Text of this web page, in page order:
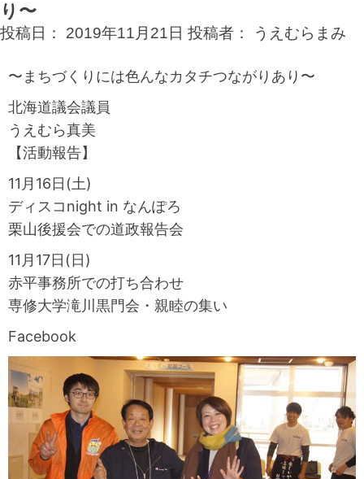
り〜
投稿日： 2019年11月21日 投稿者： うえむらまみ
〜まちづくりには色んなカタチつながりあり〜
北海道議会議員
うえむら真美
【活動報告】
11月16日(土)
ディスコnight in なんぽろ
栗山後援会での道政報告会
11月17日(日)
赤平事務所での打ち合わせ
専修大学滝川黒門会・親睦の集い
Facebook